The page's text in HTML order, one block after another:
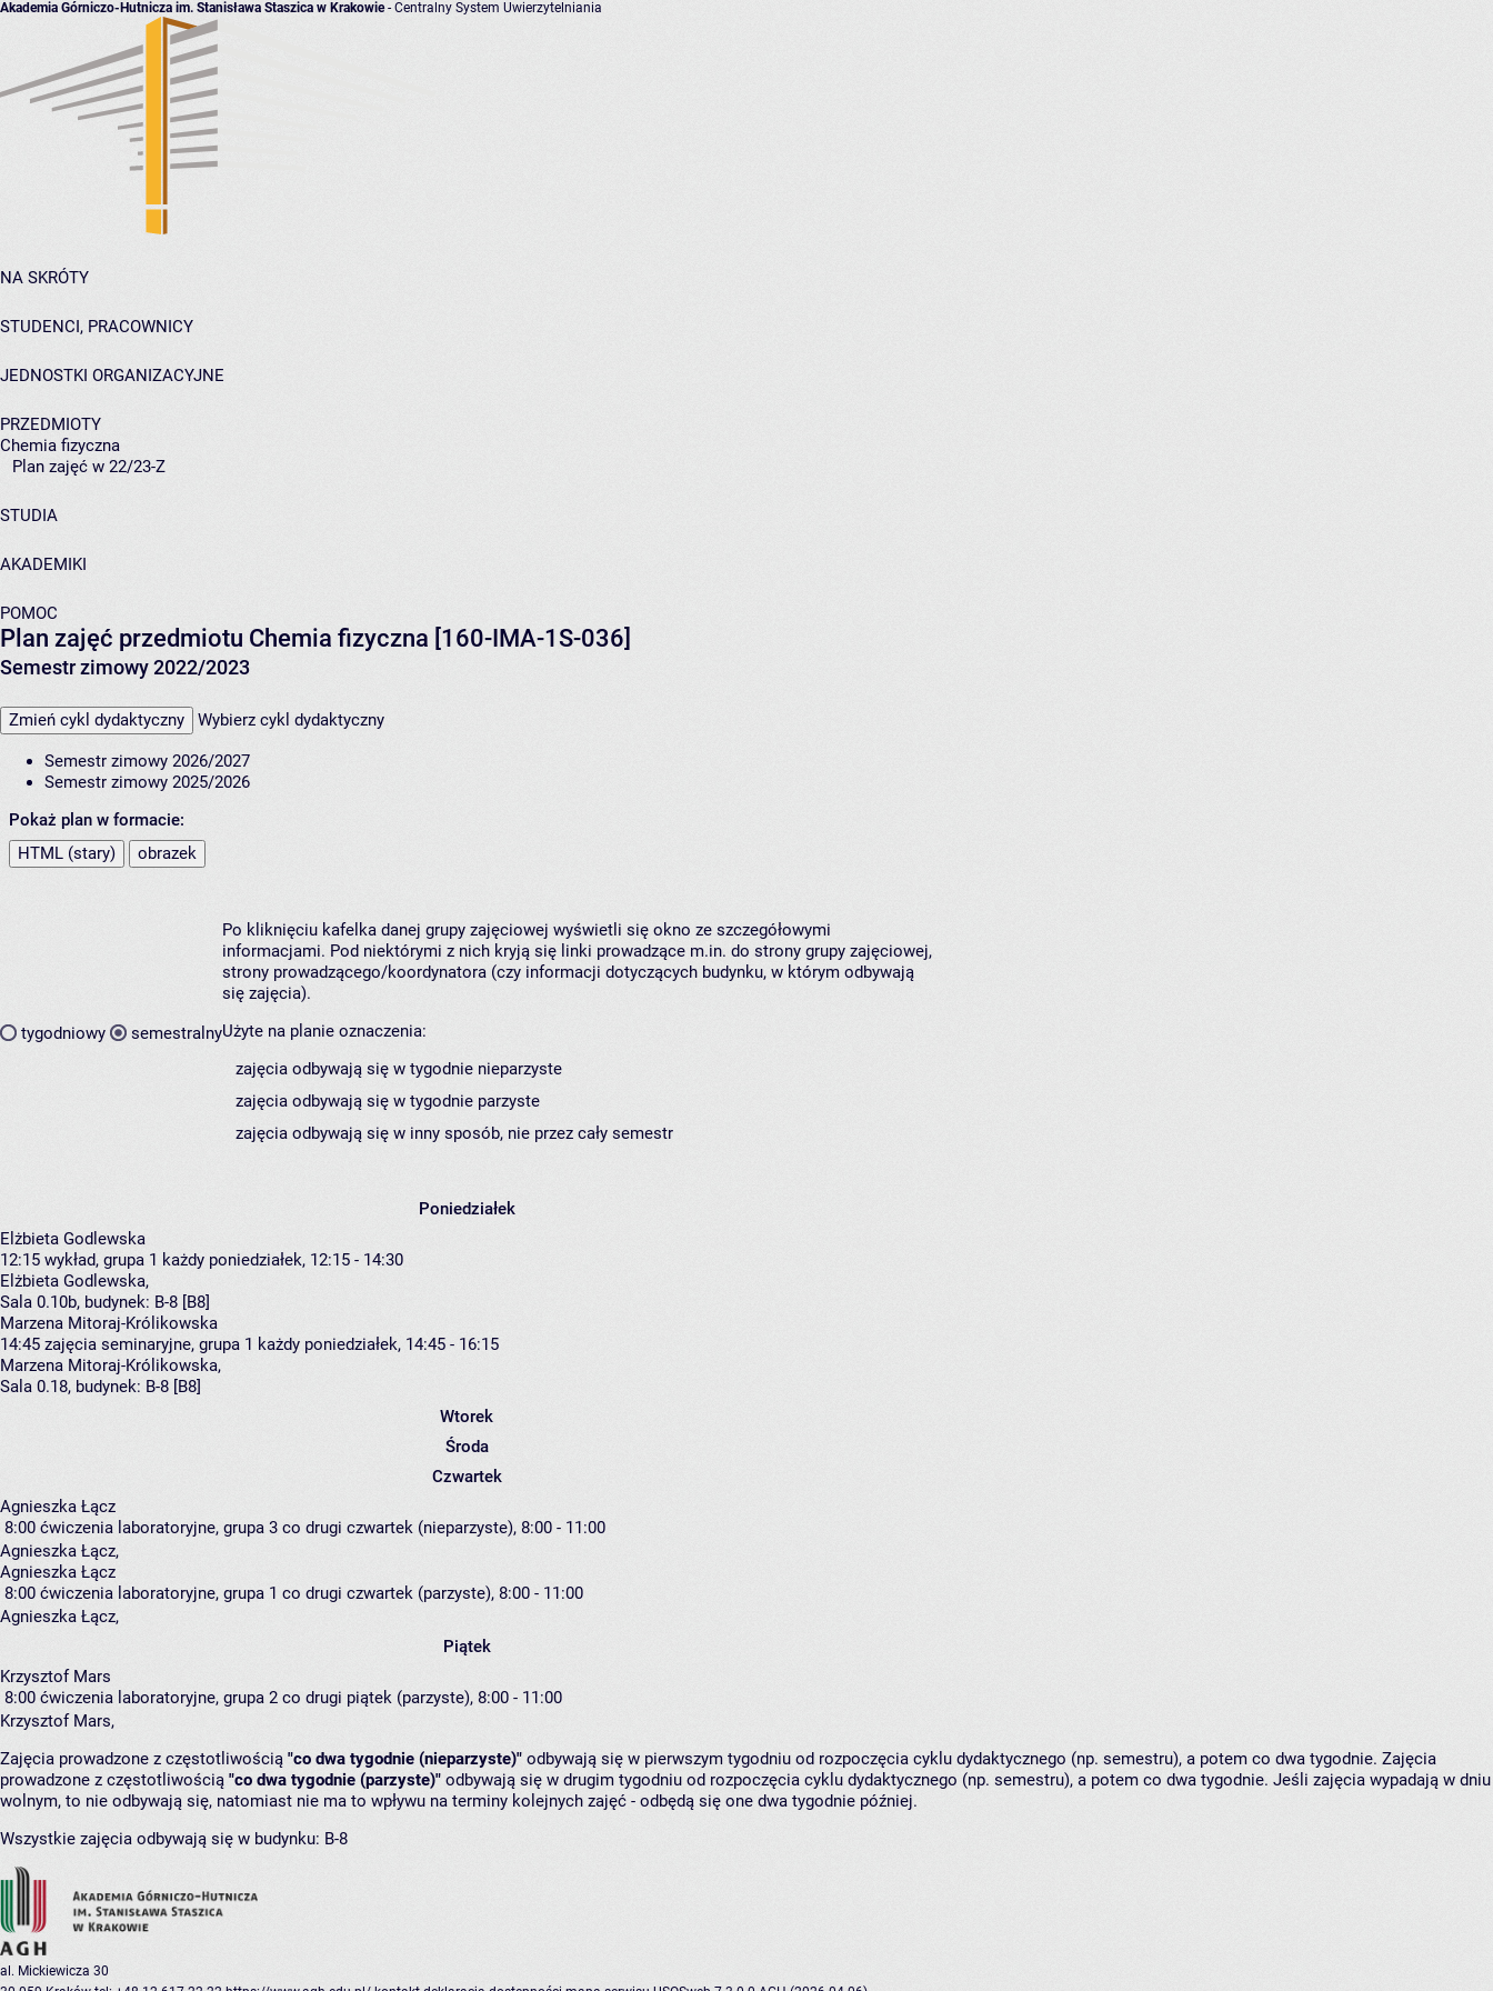
Akademia Górniczo-Hutnicza im. Stanisława Staszica w Krakowie- Centralny System Uwierzytelniania
NA SKRÓTY
STUDENCI, PRACOWNICY
JEDNOSTKI ORGANIZACYJNE
PRZEDMIOTY
Chemia fizyczna
Plan zajęć w 22/23-Z
STUDIA
AKADEMIKI
POMOC
Plan zajęć przedmiotu Chemia fizyczna [160-IMA-1S-036]
Semestr zimowy 2022/2023
Zmień cykl dydaktyczny Wybierz cykl dydaktyczny
Semestr zimowy 2026/2027
Semestr zimowy 2025/2026
Pokaż plan w formacie:
HTML (stary)
obrazek
tygodniowy semestralny
Po kliknięciu kafelka danej grupy zajęciowej wyświetli się okno ze szczegółowymi
informacjami. Pod niektórymi z nich kryją się linki prowadzące m.in. do strony grupy zajęciowej,
strony prowadzącego/koordynatora (czy informacji dotyczących budynku, w którym odbywają
się zajęcia).
Użyte na planie oznaczenia:
zajęcia odbywają się w tygodnie nieparzyste
zajęcia odbywają się w tygodnie parzyste
zajęcia odbywają się w inny sposób, nie przez cały semestr
Poniedziałek
Elżbieta Godlewska
12:15 wykład, grupa 1 każdy poniedziałek, 12:15 - 14:30
Elżbieta Godlewska,
Sala 0.10b, budynek: B-8 [B8]
Marzena Mitoraj-Królikowska
14:45 zajęcia seminaryjne, grupa 1 każdy poniedziałek, 14:45 - 16:15
Marzena Mitoraj-Królikowska,
Sala 0.18, budynek: B-8 [B8]
Wtorek
Środa
Czwartek
Agnieszka Łącz
8:00 ćwiczenia laboratoryjne, grupa 3 co drugi czwartek (nieparzyste), 8:00 - 11:00
Agnieszka Łącz,
Agnieszka Łącz
8:00 ćwiczenia laboratoryjne, grupa 1 co drugi czwartek (parzyste), 8:00 - 11:00
Agnieszka Łącz,
Piątek
Krzysztof Mars
8:00 ćwiczenia laboratoryjne, grupa 2 co drugi piątek (parzyste), 8:00 - 11:00
Krzysztof Mars,
Zajęcia prowadzone z częstotliwością "co dwa tygodnie (nieparzyste)" odbywają się w pierwszym tygodniu od rozpoczęcia cyklu dydaktycznego (np. semestru), a potem co dwa tygodnie. Zajęcia
prowadzone z częstotliwością "co dwa tygodnie (parzyste)" odbywają się w drugim tygodniu od rozpoczęcia cyklu dydaktycznego (np. semestru), a potem co dwa tygodnie. Jeśli zajęcia wypadają w dniu
wolnym, to nie odbywają się, natomiast nie ma to wpływu na terminy kolejnych zajęć - odbędą się one dwa tygodnie później.
Wszystkie zajęcia odbywają się w budynku: B-8
al. Mickiewicza 30